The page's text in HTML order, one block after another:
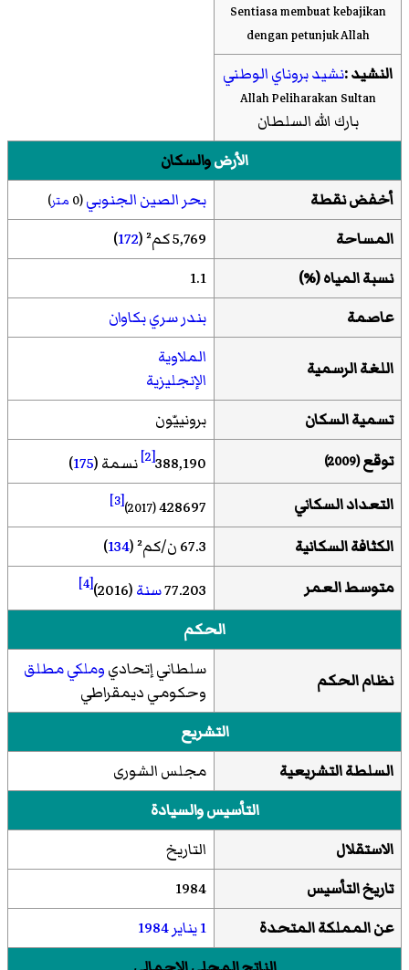
Sentiasa membuat kebajikan
dengan petunjuk Allah
النشيد :نشيد بروناي الوطني
Allah Peliharakan Sultan
بارك الله السلطان
الأرضوالسكان
أخفض نقطة
بحر الصين الجنوبي(0 متر)
المساحة 5,769 كم² ( 172
)
نسبة المياه(
%
)
1.1
عاصمة
بندر سري بكاوان
اللغة الرسمية
الملاوية
الإنجليزية
تسمية السكان
برونييّون
توقع(2009)
388,190
[2] نسمة (175
)
التعداد السكاني
428697
(2017)
[3]
الكثافة السكانية 67.3 ن/كم² ( 134
)
متوسط العمر
77.203سنة(2016)
[4]
الحكم
نظام الحكم سلطاني إتحاديوملكي مطلق
وحكومي ديمقراطي
التشريع
السلطة التشريعية
مجلس الشورى
التأسيس والسيادة
الاستقلال
التاريخ
تاريخ التأسيس
1984
عنالمملكة المتحدة 1 يناير
1984